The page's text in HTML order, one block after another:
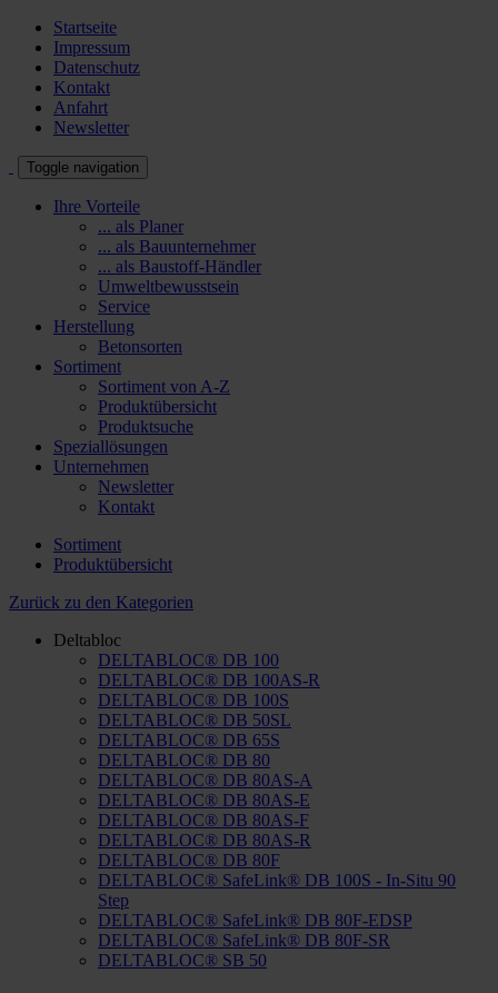
Startseite
Impressum
Datenschutz
Kontakt
Anfahrt
Newsletter
Toggle navigation
Ihre Vorteile
... als Planer
... als Bauunternehmer
... als Baustoff-Händler
Umweltbewusstsein
Service
Herstellung
Betonsorten
Sortiment
Sortiment von A-Z
Produktübersicht
Produktsuche
Speziallösungen
Unternehmen
Newsletter
Kontakt
Sortiment
Produktübersicht
Zurück zu den Kategorien
Deltabloc
DELTABLOC® DB 100
DELTABLOC® DB 100AS-R
DELTABLOC® DB 100S
DELTABLOC® DB 50SL
DELTABLOC® DB 65S
DELTABLOC® DB 80
DELTABLOC® DB 80AS-A
DELTABLOC® DB 80AS-E
DELTABLOC® DB 80AS-F
DELTABLOC® DB 80AS-R
DELTABLOC® DB 80F
DELTABLOC® SafeLink® DB 100S - In-Situ 90
Step
DELTABLOC® SafeLink® DB 80F-EDSP
DELTABLOC® SafeLink® DB 80F-SR
DELTABLOC® SB 50